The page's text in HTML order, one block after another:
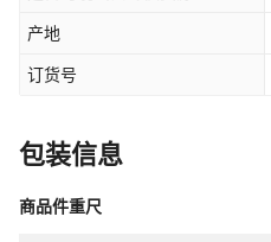
产地
订货号
包装信息
商品件重尺